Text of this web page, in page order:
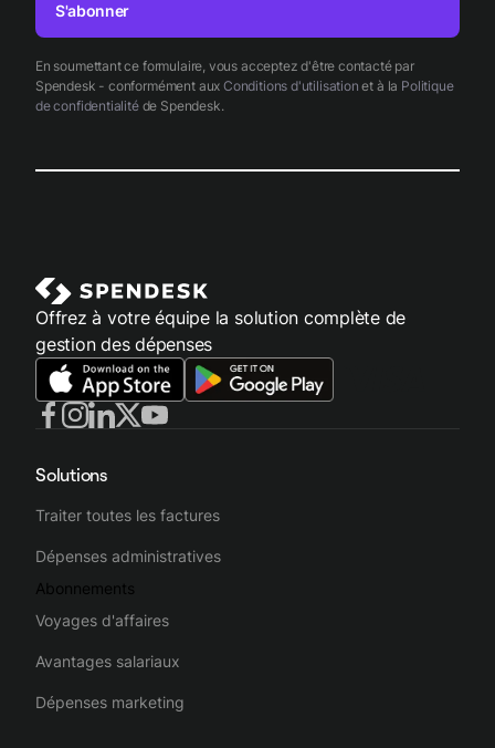
En soumettant ce formulaire, vous acceptez d'être contacté par
Spendesk - conformément aux Conditions d'utilisation et à la Politique
de confidentialitéde Spendesk.
S'abonner
Offrez à votre équipe la solution complète de
gestion des dépenses
Solutions
Traiter toutes les factures
Dépenses administratives
Abonnements
Voyages d'affaires
Avantages salariaux
Dépenses marketing